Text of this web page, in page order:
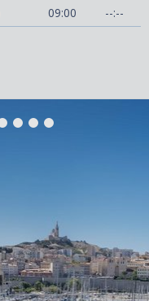
09:00 --:--